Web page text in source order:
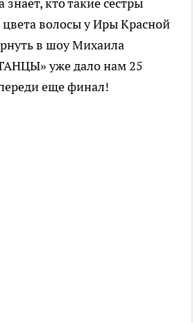
знает, кто такие сестры
волосы у Иры Красной
в шоу Михаила
уже дало нам 25
еще финал!